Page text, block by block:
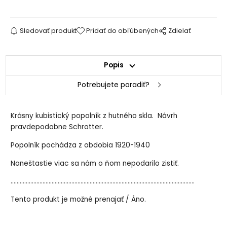
Sledovať produkt Pridať do obľúbených Zdielať
Popis
Potrebujete poradiť?
Krásny kubistický popolník z hutného skla. Návrh
pravdepodobne Schrotter.
Popolník pochádza z obdobia 1920-1940
Naneštastie viac sa nám o ňom nepodarilo zistiť.
.........................................................................................................................
Tento produkt je možné prenajať / Áno.